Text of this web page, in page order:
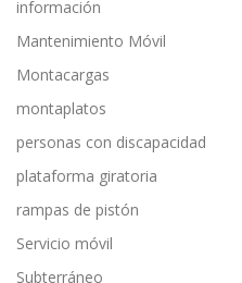
información
Mantenimiento Móvil
Montacargas
montaplatos
personas con discapacidad
plataforma giratoria
rampas de pistón
Servicio móvil
Subterráneo